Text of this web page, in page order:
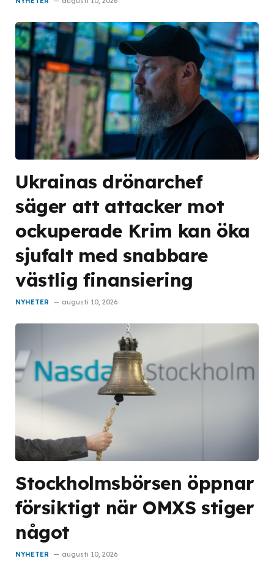
Ukrainas drönarchef
säger att attacker mot
ockuperade Krim kan öka
sjufalt med snabbare
västlig finansiering
NYHETER augusti 10, 2026
Stockholmsbörsen öppnar
försiktigt när OMXS stiger
något
NYHETER augusti 10, 2026